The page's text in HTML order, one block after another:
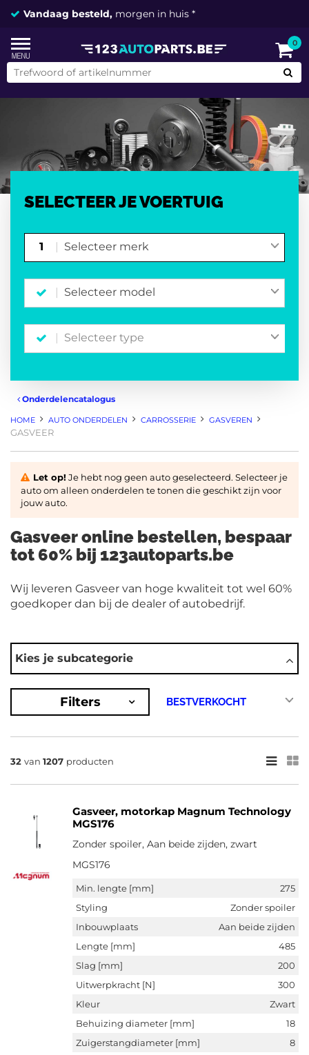
Vandaag besteld, morgen in huis *
2 miljoen onderdelenop voorraad
0
SELECTEER JE VOERTUIG
1 Selecteer merk
Selecteer model
Selecteer type
Onderdelencatalogus
HOME AUTO ONDERDELEN CARROSSERIE GASVEREN
GASVEER
Let op! Je hebt nog geen auto geselecteerd. Selecteer je
auto om alleen onderdelen te tonen die geschikt zijn voor
jouw auto.
Gasveer online bestellen, bespaar
tot 60% bij 123autoparts.be
Wij leveren Gasveer van hoge kwaliteit tot wel 60%
goedkoper dan bij de dealer of autobedrijf.
AUTOMERKEN
Daewoo
Fiat
Toon meer
MERKEN
Maxgear (3)
Stabilus (913)
Auger (11)
CATEGORIEËN
Gasveer (1207)
Gasveer, deur (41)
Kies je subcategorie
Filters
32 van 1207 producten
Gasveer, motorkap Magnum Technology
MGS176
Zonder spoiler, Aan beide zijden, zwart
MGS176
Min. lengte [mm]
275
Styling
Zonder spoiler
Inbouwplaats
Aan beide zijden
Lengte [mm]
485
Slag [mm]
200
Uitwerpkracht [N]
300
Kleur
Zwart
Behuizing diameter [mm]
18
Zuigerstangdiameter [mm]
8